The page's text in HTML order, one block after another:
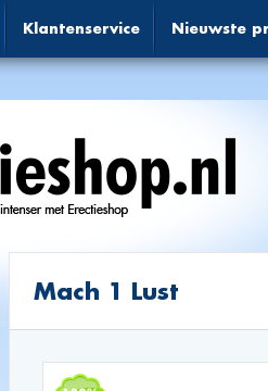
Klantenservice Nieuwste
Mach 1 Lust